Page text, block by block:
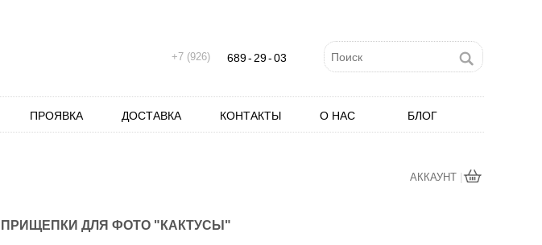
АККАУНТ |
ПРОЯВКА ДОСТАВКА КОНТАКТЫ О НАС БЛОГ
+7 (926) 689- 29-03
ПРИЩЕПКИ ДЛЯ ФОТО "КАКТУСЫ"